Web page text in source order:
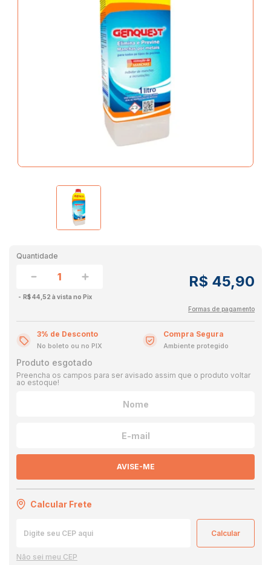
Quantidade
R$ 45,90
R$ 44,52 à vista no Pix
Formas de pagamento
3% de Desconto
No boleto ou no PIX
Compra Segura
Ambiente protegido
Produto esgotado
Preencha os campos para ser avisado assim que o produto voltar
ao estoque!
AVISE-ME
Calcular Frete
Não sei meu CEP